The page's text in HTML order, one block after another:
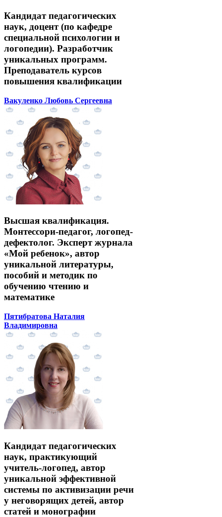
Кандидат педагогических
наук, доцент (по кафедре
специальной психологии и
логопедии). Разработчик
уникальных программ.
Преподаватель курсов
повышения квалификации
Вакуленко Любовь Сергеевна
Высшая квалификация.
Монтессори-педагог, логопед-
дефектолог. Эксперт журнала
«Мой ребенок», автор
уникальной литературы,
пособий и методик по
обучению чтению и
математике
Пятибратова Наталия
Владимировна
Кандидат педагогических
наук, практикующий
учитель-логопед, автор
уникальной эффективной
системы по активизации речи
у неговорящих детей, автор
статей и монографии